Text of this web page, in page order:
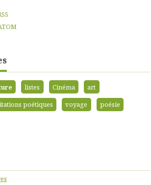
listes Cinéma
art
poétiques voyage
poésie